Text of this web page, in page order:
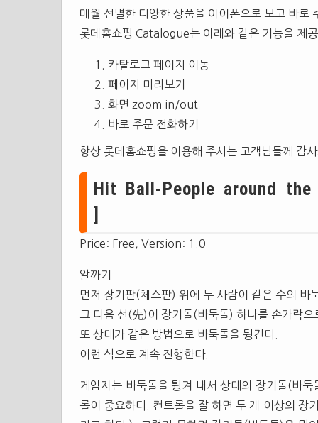
매월 선별한 다양한 상품을 아이폰으로 보고 바로
롯데홈쇼핑 Catalogue는 아래와 같은 기능을 제
카탈로그 페이지 이동
페이지 미리보기
화면 zoom in/out
바로 주문 전화하기
항상 롯데홈쇼핑을 이용해 주시는 고객님들께 감
Hit Ball-People around
Price: Free, Version: 1.0
알까기
먼저 장기판(체스판) 위에 두 사람이 같은 수의 바
그 다음 선(先)이 장기돌(바둑돌) 하나를 손가락으
또 상대가 같은 방법으로 바둑돌을 튕긴다.
이런 식으로 계속 진행한다.
게임자는 바둑돌을 튕겨 내서 상대의 장기돌(바
롤이 중요하다. 컨트롤을 잘 하면 두 개 이상의 장